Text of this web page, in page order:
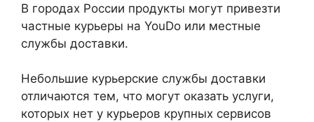
В городах России продукты могут привезти
частные курьеры на YouDo или местные
службы доставки.
Небольшие курьерские службы доставки
отличаются тем, что могут оказать услуги,
которых нет у курьеров крупных сервисов